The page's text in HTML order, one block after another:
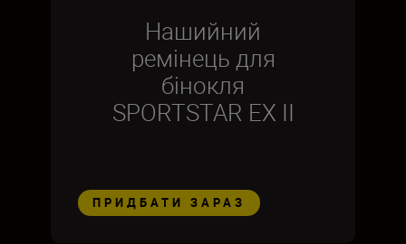
Нашийний
ремінець для
бінокля
SPORTSTAR EX II
ПРИДБАТИ ЗАРАЗ